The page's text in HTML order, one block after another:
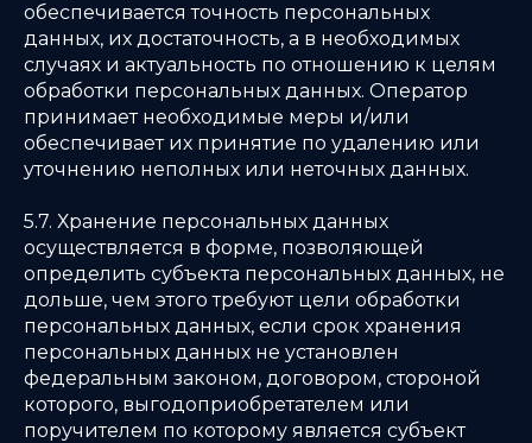
обеспечивается точность персональных
данных, их достаточность, а в необходимых
случаях и актуальность по отношению к целям
обработки персональных данных. Оператор
принимает необходимые меры и/или
обеспечивает их принятие по удалению или
уточнению неполных или неточных данных.
5.7. Хранение персональных данных
осуществляется в форме, позволяющей
определить субъекта персональных данных, не
дольше, чем этого требуют цели обработки
персональных данных, если срок хранения
персональных данных не установлен
федеральным законом, договором, стороной
которого, выгодоприобретателем или
поручителем по которому является субъект